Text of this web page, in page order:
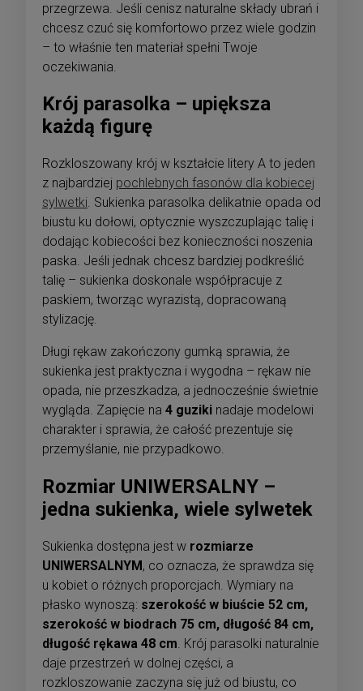
przegrzewa. Jeśli cenisz naturalne składy ubrań i
chcesz czuć się komfortowo przez wiele godzin
– to właśnie ten materiał spełni Twoje
oczekiwania.
Krój parasolka – upiększa
każdą figurę
Rozkloszowany krój w kształcie litery A to jeden
z najbardziej pochlebnych fasonów dla kobiecej
sylwetki. Sukienka parasolka delikatnie opada od
biustu ku dołowi, optycznie wyszczuplając talię i
dodając kobiecości bez konieczności noszenia
paska. Jeśli jednak chcesz bardziej podkreślić
talię – sukienka doskonale współpracuje z
paskiem, tworząc wyrazistą, dopracowaną
stylizację.
Długi rękaw zakończony gumką sprawia, że
sukienka jest praktyczna i wygodna – rękaw nie
opada, nie przeszkadza, a jednocześnie świetnie
wygląda. Zapięcie na 4 guziki nadaje modelowi
charakter i sprawia, że całość prezentuje się
przemyślanie, nie przypadkowo.
Rozmiar UNIWERSALNY –
jedna sukienka, wiele sylwetek
Sukienka dostępna jest w rozmiarze
UNIWERSALNYM, co oznacza, że sprawdza się
u kobiet o różnych proporcjach. Wymiary na
płasko wynoszą: szerokość w biuście 52 cm,
szerokość w biodrach 75 cm, długość 84 cm,
długość rękawa 48 cm. Krój parasolki naturalnie
daje przestrzeń w dolnej części, a
rozkloszowanie zaczyna się już od biustu, co